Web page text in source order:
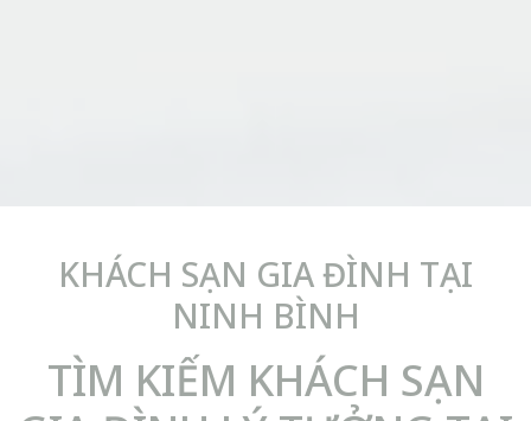
KHÁCH SẠN GIA ĐÌNH TẠI
NINH BÌNH
TÌM KIẾM KHÁCH SẠN